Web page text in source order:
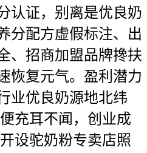
认证，别离是优良奶
分配方虚假标注、出
、招商加盟品牌搀扶
恢复元气。盈利潜力
业优良奶源地北纬
充耳不闻，创业成
设驼奶粉专卖店照